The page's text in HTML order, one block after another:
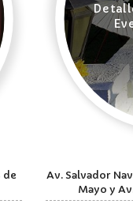
de
Av. Salvador
Mayo y